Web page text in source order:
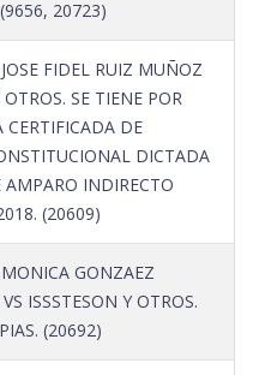
20723)
JOSE FIDEL RUIZ MUÑOZ
OTROS. SE TIENE POR
CERTIFICADA DE
DICTADA
AMPARO INDIRECTO
(20609)
MONICA GONZAEZ
ISSSTESON Y OTROS.
(20692)